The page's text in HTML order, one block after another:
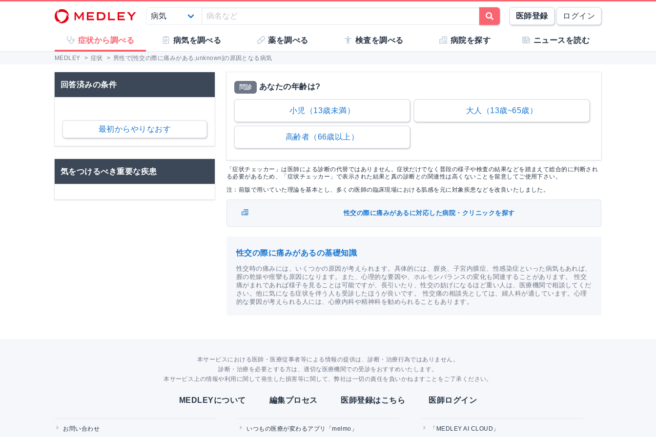
医師登録 ログイン
症状から調べる 病気を調べる 薬を調べる 検査を調べる 病院を探す ニュースを読む
MEDLEY > 症状 > 男性で[性交の際に痛みがある,unknown]の原因となる病気
回答済みの条件
最初からやりなおす
気をつけるべき重要な疾患
問診 あなたの年齢は?
小児（13歳未満） 大人（13歳~65歳）
高齢者（66歳以上）
「症状チェッカー」は医師による診断の代替ではありません。症状だけでなく普段の様子や検査の結果などを踏まえて総合的に判断され
る必要があるため、「症状チェッカー」で表示された結果と真の診断との関連性は高くないことを留意してご使用下さい。
注：前版で用いていた理論を基本とし、多くの医師の臨床現場における肌感を元に対象疾患などを改良いたしました。
性交の際に痛みがあるに対応した病院・クリニックを探す
性交の際に痛みがあるの基礎知識
性交時の痛みには、いくつかの原因が考えられます。具体的には、膣炎、子宮内膜症、性感染症といった病気もあれば、
膣の乾燥や痙攣も原因になります。また、心理的な要因や、ホルモンバランスの変化も関連することがあります。 性交
痛がまれであれば様子を見ることは可能ですが、長引いたり、性交の妨げになるほど重い人は、医療機関で相談してくだ
さい。他に気になる症状を伴う人も受診したほうが良いです。 性交痛の相談先としては、婦人科が適しています。心理
的な要因が考えられる人には、心療内科や精神科を勧められることもあります。
本サービスにおける医師・医療従事者等による情報の提供は、診断・治療行為ではありません。
診断・治療を必要とする方は、適切な医療機関での受診をおすすめいたします。
本サービス上の情報や利用に関して発生した損害等に関して、弊社は一切の責任を負いかねますことをご了承ください。
MEDLEYについて 編集プロセス 医師登録はこちら 医師ログイン
お問い合わせ いつもの医療が変わるアプリ「melmo」 「MEDLEY AI CLOUD」